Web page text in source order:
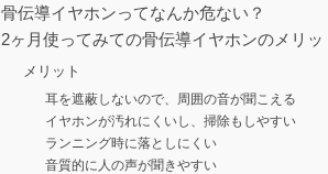
骨伝導イヤホンってなんか危ない？
2ヶ月使ってみての骨伝導イヤホンのメリ
メリット
耳を遮蔽しないので、周囲の音が聞こえる
イヤホンが汚れにくいし、掃除もしやすい
ランニング時に落としにくい
音質的に人の声が聞きやすい